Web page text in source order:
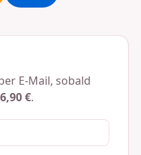
E-Mail, sobald
€.